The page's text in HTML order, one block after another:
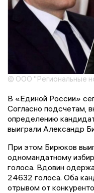
© ООО "Региональные
В «Единой России»
Согласно подсчетам,
определению
выиграли Александр
При этом Бирюков
одномандатному
голоса. Вдовин
24632 голоса. Оба
отрывом от